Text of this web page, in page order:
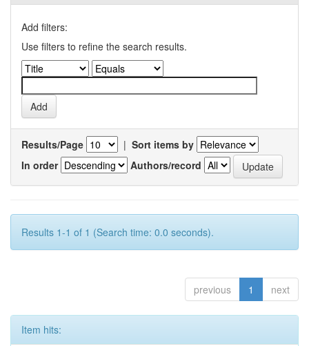
Add filters:
Use filters to refine the search results.
Results/Page | Sort items by
In order
Authors/record
Results 1-1 of 1 (Search time: 0.0 seconds).
previous 1 next
Item hits: